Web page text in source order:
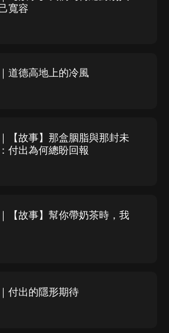
寬容
道德高地上的冷風
【故事】那盒胭脂與那封未
付出為何總盼回報
【故事】幫你帶奶茶時，我
付出的隱形期待